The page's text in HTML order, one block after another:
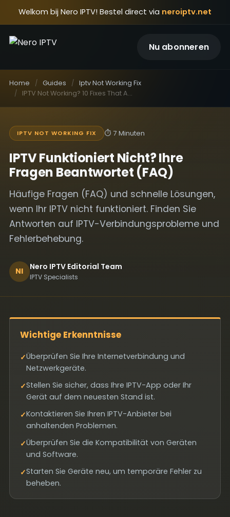
Welkom bij Nero IPTV! Bestel direct via neroiptv.net
Nu abonneren
Home Guides
Iptv Not Working Fix
IPTV Not Working? 10 Fixes That Actually Work: Häufige Fragen (FAQ)
IPTV NOT WORKING FIX ⏱ 7 Minuten
IPTV Funktioniert Nicht? Ihre
Fragen Beantwortet (FAQ)
Häufige Fragen (FAQ) und schnelle Lösungen,
wenn Ihr IPTV nicht funktioniert. Finden Sie
Antworten auf IPTV-Verbindungsprobleme und
Fehlerbehebung.
NI Nero IPTV Editorial Team
IPTV Specialists
Wichtige Erkenntnisse
✓Überprüfen Sie Ihre Internetverbindung und
Netzwerkgeräte.
✓Stellen Sie sicher, dass Ihre IPTV-App oder Ihr
Gerät auf dem neuesten Stand ist.
✓Kontaktieren Sie Ihren IPTV-Anbieter bei
anhaltenden Problemen.
✓Überprüfen Sie die Kompatibilität von Geräten
und Software.
✓Starten Sie Geräte neu, um temporäre Fehler zu
beheben.